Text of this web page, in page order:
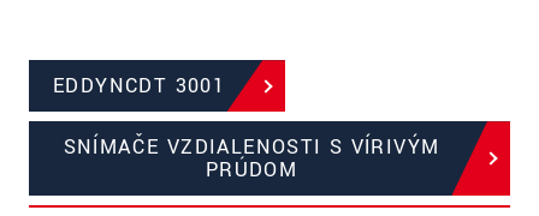
EDDYNCDT 3001
SNÍMAČE VZDIALENOSTI S VÍRIVÝM
PRÚDOM